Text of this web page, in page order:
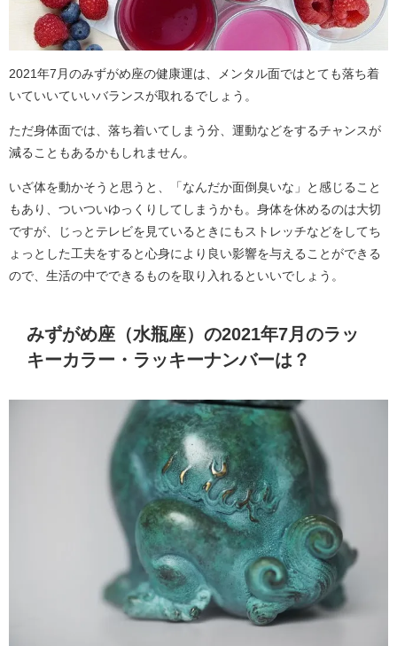
2021年7月のみずがめ座の健康運は、メンタル面ではとても落ち着
いていいていいバランスが取れるでしょう。
ただ身体面では、落ち着いてしまう分、運動などをするチャンスが
減ることもあるかもしれません。
いざ体を動かそうと思うと、「なんだか面倒臭いな」と感じること
もあり、ついついゆっくりしてしまうかも。身体を休めるのは大切
ですが、じっとテレビを見ているときにもストレッチなどをしてち
ょっとした工夫をすると心身により良い影響を与えることができる
ので、生活の中でできるものを取り入れるといいでしょう。
みずがめ座（水瓶座）の2021年7月のラッ
キーカラー・ラッキーナンバーは？